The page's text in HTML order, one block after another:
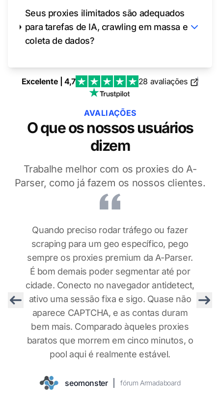
Seus proxies ilimitados são adequados
para tarefas de IA, crawling em massa e
coleta de dados?
Excelente | 4,7 28 avaliações |
AVALIAÇÕES
O que os nossos usuários
dizem
Trabalhe melhor com os proxies do A-
Parser, como já fazem os nossos clientes.
Quando preciso rodar tráfego ou fazer
scraping para um geo específico, pego
sempre os proxies premium da A-Parser.
É bom demais poder segmentar até por
cidade. Conecto no navegador antidetect,
ativo uma sessão fixa e sigo. Quase não
aparece CAPTCHA, e as contas duram
bem mais. Comparado àqueles proxies
baratos que morrem em cinco minutos, o
pool aqui é realmente estável.
seomonster fórum Armadaboard
linkbuilder88 fórum maultalk
cybermastah fórum GoFuckBiz
gogetca$h fórum GoFuckBiz
Previous